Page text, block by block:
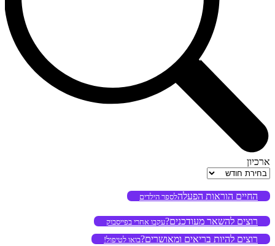
ארכיון
ארכיון
החיים הוראות הפעלהלספר הילדים
רוצים להשאר מעודכנים?עקבו אחרי בפייסבוק
רוצים להיות בריאים ומאושרים?בואו לטיפול!